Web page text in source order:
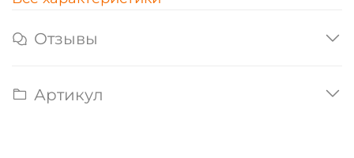
Отзывы
Артикул